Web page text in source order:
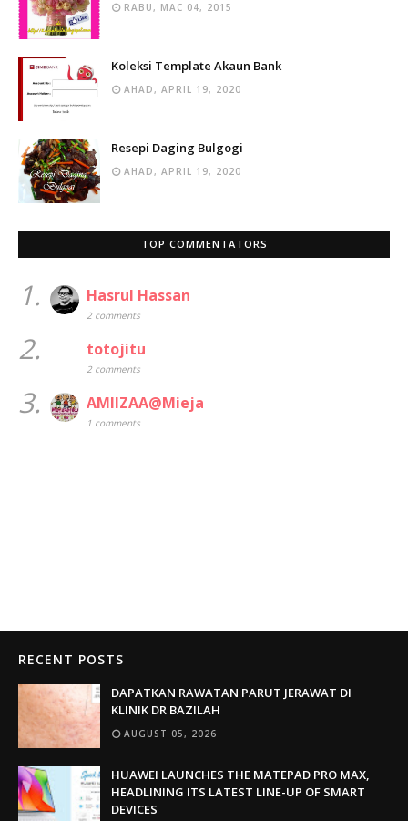
RABU, MAC 04, 2015
Koleksi Template Akaun Bank
AHAD, APRIL 19, 2020
Resepi Daging Bulgogi
AHAD, APRIL 19, 2020
TOP COMMENTATORS
1. Hasrul Hassan
2 comments
2. totojitu
2 comments
3. AMIIZAA@Mieja
1 comments
RECENT POSTS
DAPATKAN RAWATAN PARUT JERAWAT DI
KLINIK DR BAZILAH
AUGUST 05, 2026
HUAWEI LAUNCHES THE MATEPAD PRO MAX,
HEADLINING ITS LATEST LINE-UP OF SMART
DEVICES